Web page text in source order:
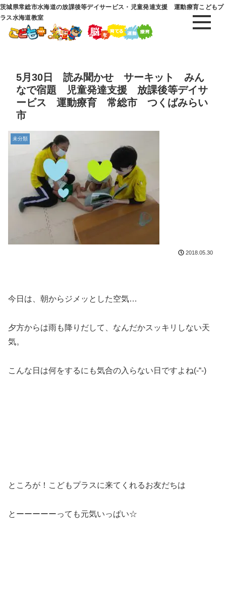
茨城県常総市水海道の放課後等デイサービス・児童発達支援 運動療育こどもプ
ラス水海道教室
5月30日 読み聞かせ サーキット みん
なで宿題 児童発達支援 放課後等デイサ
ービス 運動療育 常総市 つくばみらい
市
未分類
2018.05.30
今日は、朝からジメッとした空気…
夕方からは雨も降りだして、なんだかスッキリしない天
気。
こんな日は何をするにも気合の入らない日ですよね(-“-)
ところが！こどもプラスに来てくれるお友だちは
とーーーーーっても元気いっぱい☆